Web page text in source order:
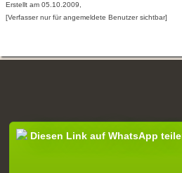
Erstellt am 05.10.2009,
[Verfasser nur für angemeldete Benutzer sichtbar]
Diesen Link auf WhatsApp